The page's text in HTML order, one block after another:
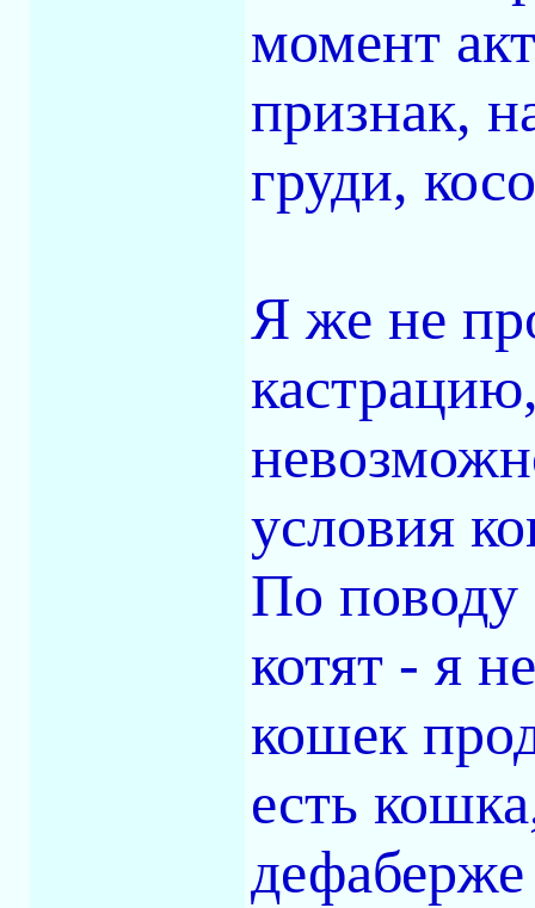
момент
признак,
груди,
Я же не
условия
По поводу
котят - я
кошек
есть